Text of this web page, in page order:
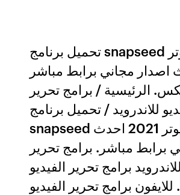
تحميل برنامج snapseed للكمبيوتر
اصدار مجاني برابط مباشر
الرئيسية / برامج تحرير
للاندرويد / تحميل برنامج
snapseed للكمبيوتر 2021 احدث
برابط مباشر. برامج تحرير
برامج تحرير الفيديو
…